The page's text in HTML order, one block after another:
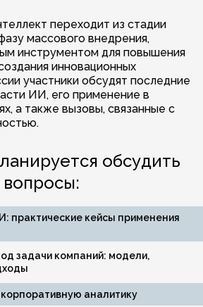
переходит из стадии
массового внедрения,
инструментом для повышения
инновационных
участники обсудят последние
ИИ, его применение в
а также вызовы, связанные с
обсудить
практические кейсы применения
задачи компаний: модели,
аналитику